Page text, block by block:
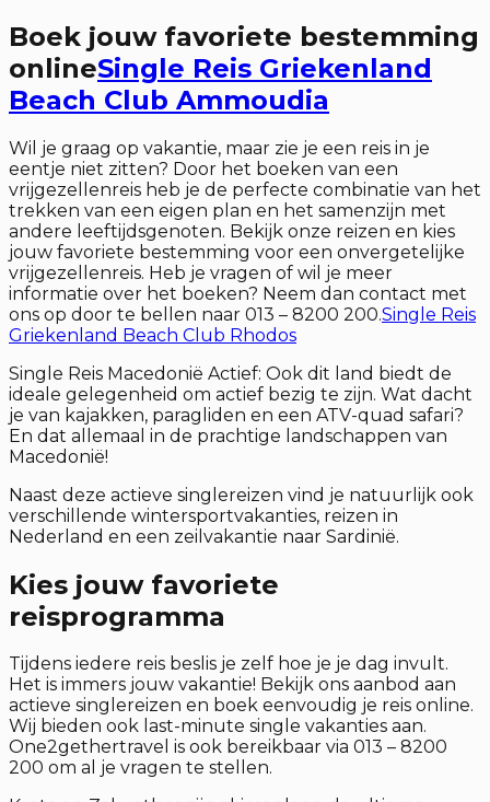
Boek jouw favoriete bestemming
onlineSingle Reis Griekenland
Beach Club Ammoudia
Wil je graag op vakantie, maar zie je een reis in je
eentje niet zitten? Door het boeken van een
vrijgezellenreis heb je de perfecte combinatie van het
trekken van een eigen plan en het samenzijn met
andere leeftijdsgenoten. Bekijk onze reizen en kies
jouw favoriete bestemming voor een onvergetelijke
vrijgezellenreis. Heb je vragen of wil je meer
informatie over het boeken? Neem dan contact met
ons op door te bellen naar 013 – 8200 200.Single Reis
Griekenland Beach Club Rhodos
Single Reis Macedonië Actief: Ook dit land biedt de
ideale gelegenheid om actief bezig te zijn. Wat dacht
je van kajakken, paragliden en een ATV-quad safari?
En dat allemaal in de prachtige landschappen van
Macedonië!
Naast deze actieve singlereizen vind je natuurlijk ook
verschillende wintersportvakanties, reizen in
Nederland en een zeilvakantie naar Sardinië.
Kies jouw favoriete
reisprogramma
Tijdens iedere reis beslis je zelf hoe je je dag invult.
Het is immers jouw vakantie! Bekijk ons aanbod aan
actieve singlereizen en boek eenvoudig je reis online.
Wij bieden ook last-minute single vakanties aan.
One2gethertravel is ook bereikbaar via 013 – 8200
200 om al je vragen te stellen.